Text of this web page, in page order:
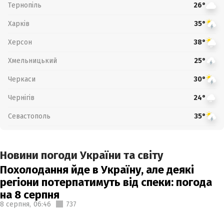
Тернопіль 26°
Харків 35°
Херсон 38°
Хмельницький 25°
Черкаси 30°
Чернігів 24°
Севастополь 35°
Новини погоди України та світу
Похолодання йде в Україну, але деякі
регіони потерпатимуть від спеки: погода
на 8 серпня
8 серпня, 06:46 737